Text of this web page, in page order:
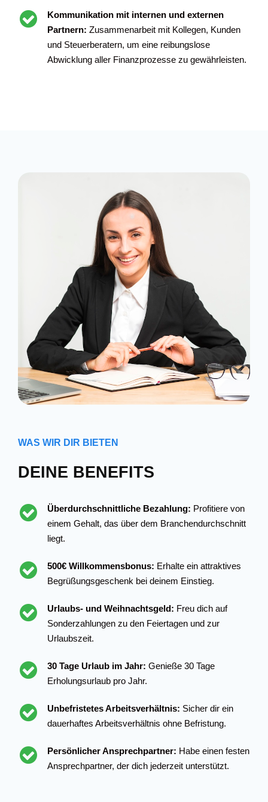
Kommunikation mit internen und externen
Partnern: Zusammenarbeit mit Kollegen, Kunden
und Steuerberatern, um eine reibungslose
Abwicklung aller Finanzprozesse zu gewährleisten.
WAS WIR DIR BIETEN
DEINE BENEFITS
Überdurchschnittliche Bezahlung: Profitiere von
einem Gehalt, das über dem Branchendurchschnitt
liegt.
500€ Willkommensbonus: Erhalte ein attraktives
Begrüßungsgeschenk bei deinem Einstieg.
Urlaubs- und Weihnachtsgeld: Freu dich auf
Sonderzahlungen zu den Feiertagen und zur
Urlaubszeit.
30 Tage Urlaub im Jahr: Genieße 30 Tage
Erholungsurlaub pro Jahr.
Unbefristetes Arbeitsverhältnis: Sicher dir ein
dauerhaftes Arbeitsverhältnis ohne Befristung.
Persönlicher Ansprechpartner: Habe einen festen
Ansprechpartner, der dich jederzeit unterstützt.